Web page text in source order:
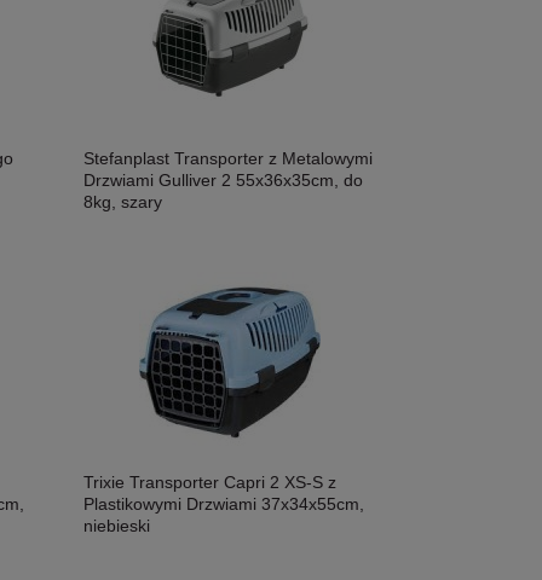
Stefanplast Transporter z Metalowymi
Drzwiami Gulliver 2 55x36x35cm, do
8kg, szary
Trixie Transporter Capri 2 XS-S z
Plastikowymi Drzwiami 37x34x55cm,
niebieski